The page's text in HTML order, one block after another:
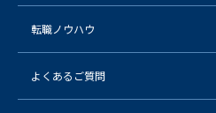
転職ノウハウ
よくあるご質問